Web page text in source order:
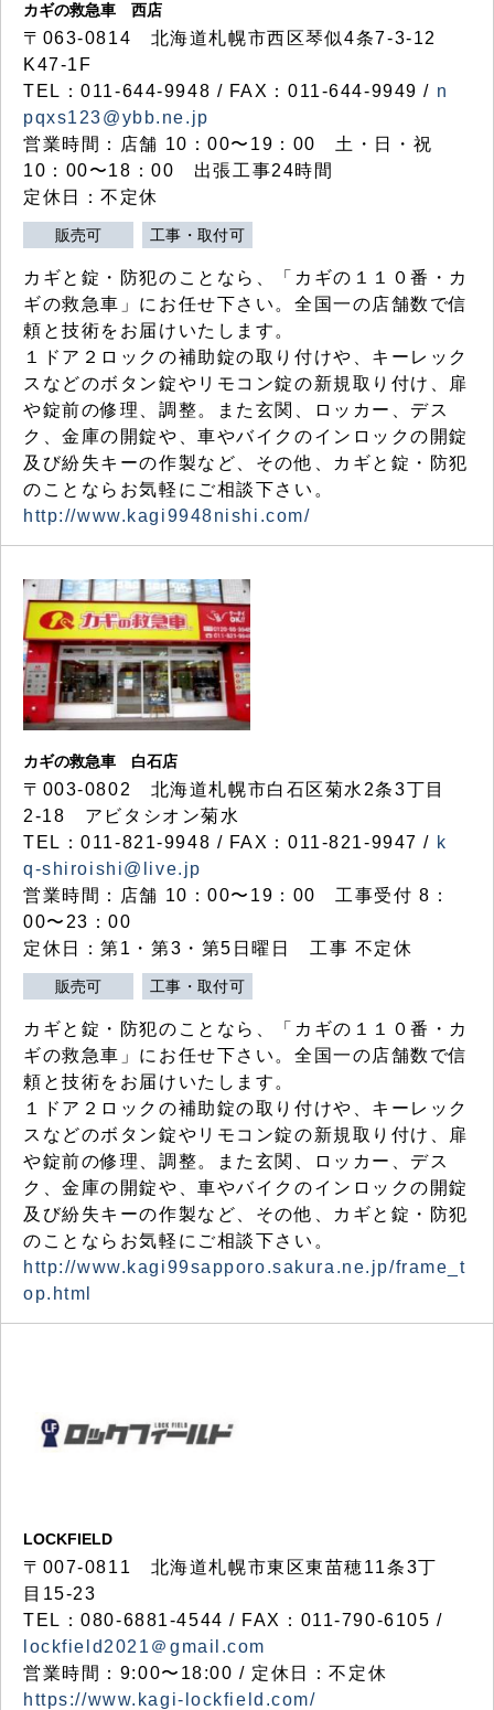
カギの救急車 西店
〒063-0814 北海道札幌市西区琴似4条7-3-12
K47-1F
TEL：011-644-9948 / FAX：011-644-9949 / n
pqxs123@ybb.ne.jp
営業時間：店舗 10：00〜19：00 土・日・祝
10：00〜18：00 出張工事24時間
定休日：不定休
販売可 工事・取付可
カギと錠・防犯のことなら、「カギの１１０番・カ
ギの救急車」にお任せ下さい。全国一の店舗数で信
頼と技術をお届けいたします。
１ドア２ロックの補助錠の取り付けや、キーレック
スなどのボタン錠やリモコン錠の新規取り付け、扉
や錠前の修理、調整。また玄関、ロッカー、デス
ク、金庫の開錠や、車やバイクのインロックの開錠
及び紛失キーの作製など、その他、カギと錠・防犯
のことならお気軽にご相談下さい。
http://www.kagi9948nishi.com/
カギの救急車 白石店
〒003-0802 北海道札幌市白石区菊水2条3丁目
2-18 アビタシオン菊水
TEL：011-821-9948 / FAX：011-821-9947 / k
q-shiroishi@live.jp
営業時間：店舗 10：00〜19：00 工事受付 8：
00〜23：00
定休日：第1・第3・第5日曜日 工事 不定休
販売可 工事・取付可
カギと錠・防犯のことなら、「カギの１１０番・カ
ギの救急車」にお任せ下さい。全国一の店舗数で信
頼と技術をお届けいたします。
１ドア２ロックの補助錠の取り付けや、キーレック
スなどのボタン錠やリモコン錠の新規取り付け、扉
や錠前の修理、調整。また玄関、ロッカー、デス
ク、金庫の開錠や、車やバイクのインロックの開錠
及び紛失キーの作製など、その他、カギと錠・防犯
のことならお気軽にご相談下さい。
http://www.kagi99sapporo.sakura.ne.jp/frame_t
op.html
LOCKFIELD
〒007-0811 北海道札幌市東区東苗穂11条3丁
目15-23
TEL：080-6881-4544 / FAX：011-790-6105 /
lockfield2021＠gmail.com
営業時間：9:00〜18:00 / 定休日：不定休
https://www.kagi-lockfield.com/